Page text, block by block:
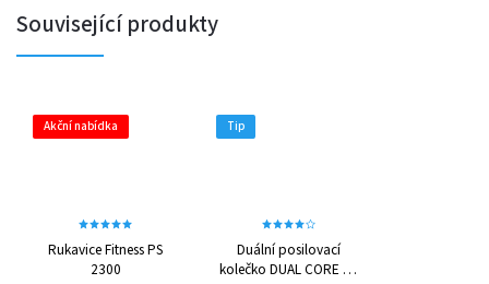
Související produkty
Akční nabídka
Rukavice Fitness PS
2300
Tip
Duální posilovací
kolečko DUAL CORE PS